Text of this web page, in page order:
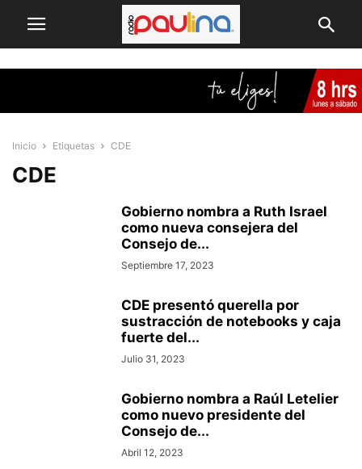
Inicio Etiquetas CDE
CDE
Gobierno nombra a Ruth Israel
como nueva consejera del
Consejo de...
Septiembre 17, 2023
CDE presentó querella por
sustracción de notebooks y caja
fuerte del...
Julio 31, 2023
Gobierno nombra a Raúl Letelier
como nuevo presidente del
Consejo de...
Abril 12, 2023